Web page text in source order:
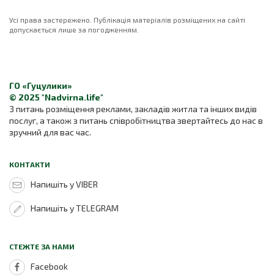
Усі права застережено. Публікація матеріалів розміщених на сайті
допускається лише за погодженням.
ГО «Гуцулики»
© 2025 "Nadvirna.life"
З питань розміщення реклами, закладів житла та інших видів
послуг, а також з питань співробітництва звертайтесь до нас в
зручний для вас час.
КОНТАКТИ
Напишіть у VIBER
Напишіть у TELEGRAM
СТЕЖТЕ ЗА НАМИ
Facebook